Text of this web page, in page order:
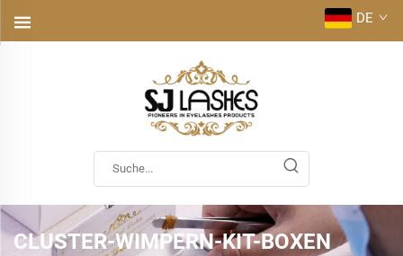
DE
CLUSTER-WIMPERN-KIT-BOXEN